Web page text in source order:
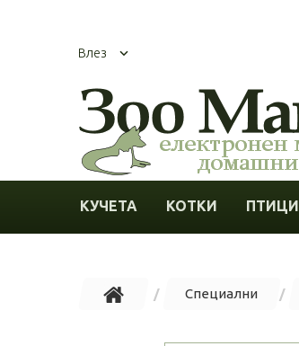
Влез
КУЧЕТА КОТКИ ПТИЦИ
Специални